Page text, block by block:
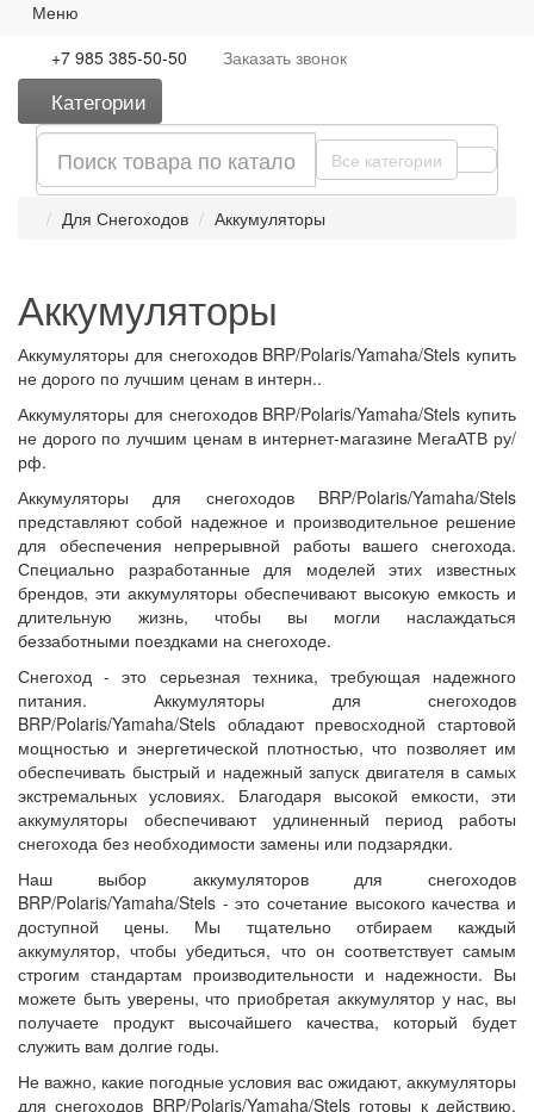
Меню
+7 985 385-50-50
Заказать звонок
Категории
Все категории
Для Снегоходов Аккумуляторы
Аккумуляторы
Аккумуляторы для снегоходов BRP/Polaris/Yamaha/Stels купить
не дорого по лучшим ценам в интерн..
Аккумуляторы для снегоходов BRP/Polaris/Yamaha/Stels купить
не дорого по лучшим ценам в интернет-магазине МегаАТВ ру/
рф.
Аккумуляторы для снегоходов BRP/Polaris/Yamaha/Stels
представляют собой надежное и производительное решение
для обеспечения непрерывной работы вашего снегохода.
Специально разработанные для моделей этих известных
брендов, эти аккумуляторы обеспечивают высокую емкость и
длительную жизнь, чтобы вы могли наслаждаться
беззаботными поездками на снегоходе.
Снегоход - это серьезная техника, требующая надежного
питания. Аккумуляторы для снегоходов
BRP/Polaris/Yamaha/Stels обладают превосходной стартовой
мощностью и энергетической плотностью, что позволяет им
обеспечивать быстрый и надежный запуск двигателя в самых
экстремальных условиях. Благодаря высокой емкости, эти
аккумуляторы обеспечивают удлиненный период работы
снегохода без необходимости замены или подзарядки.
Наш выбор аккумуляторов для снегоходов
BRP/Polaris/Yamaha/Stels - это сочетание высокого качества и
доступной цены. Мы тщательно отбираем каждый
аккумулятор, чтобы убедиться, что он соответствует самым
строгим стандартам производительности и надежности. Вы
можете быть уверены, что приобретая аккумулятор у нас, вы
получаете продукт высочайшего качества, который будет
служить вам долгие годы.
Не важно, какие погодные условия вас ожидают, аккумуляторы
для снегоходов BRP/Polaris/Yamaha/Stels готовы к действию.